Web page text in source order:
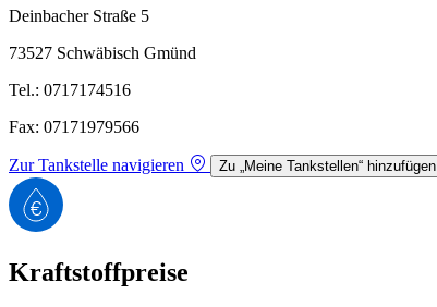
Deinbacher Straße 5
73527 Schwäbisch Gmünd
Tel.: 0717174516
Fax: 07171979566
Zur Tankstelle navigieren Zu „Meine Tankstellen“ hinzufügen
Kraftstoffpreise